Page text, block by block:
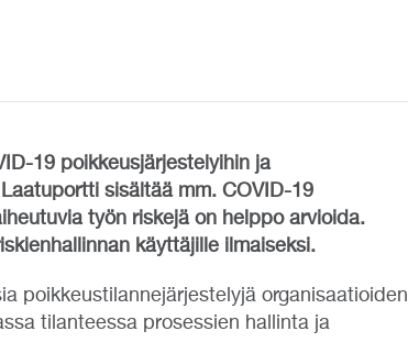
19 poikkeusjärjestelyihin ja
sisältää mm. COVID-19
työn riskejä on helppo arvioida.
käyttäjille ilmaiseksi.
poikkeustilannejärjestelyjä organisaatioiden
tilanteessa prosessien hallinta ja